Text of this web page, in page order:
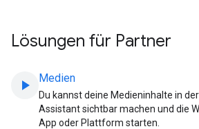
Lösungen für Partner
play_arrow Medien
Du kannst deine Medieninhalte in
Assistant sichtbar machen und die
App oder Plattform starten.